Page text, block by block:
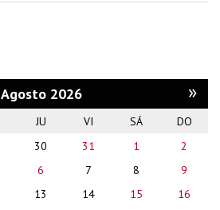
Agosto 2026 »
JU VI SÁ
DO
30 31 1
2
6 7 8
9
13 14 15
16